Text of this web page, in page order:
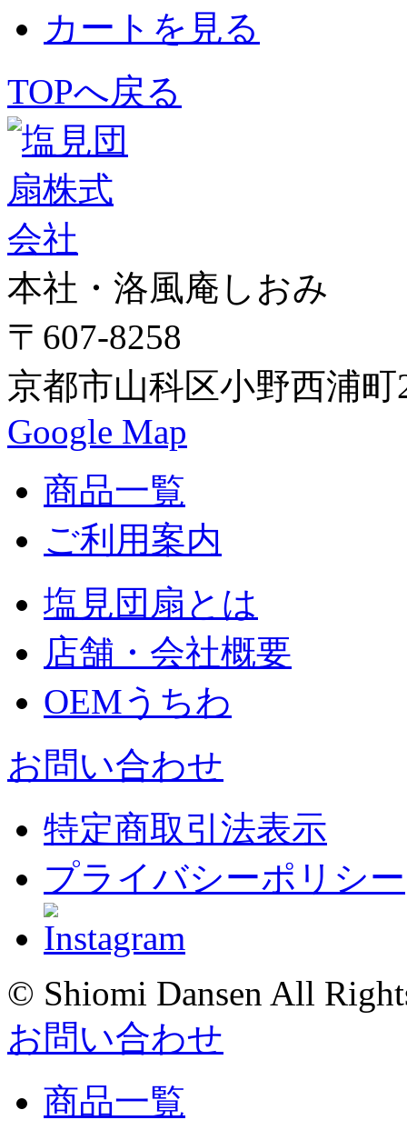
カートを見る
TOPへ戻る
本社・洛風庵しおみ
〒607-8258
京都市山科区小野西浦町
Google Map
商品一覧
ご利用案内
塩見団扇とは
店舗・会社概要
OEMうちわ
お問い合わせ
特定商取引法表示
プライバシーポリシー
© Shiomi Dansen All
お問い合わせ
商品一覧